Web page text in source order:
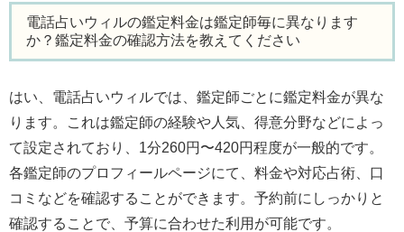
電話占いウィルの鑑定料金は鑑定師毎に異なります
か？鑑定料金の確認方法を教えてください
はい、電話占いウィルでは、鑑定師ごとに鑑定料金が異な
ります。これは鑑定師の経験や人気、得意分野などによっ
て設定されており、1分260円〜420円程度が一般的です。
各鑑定師のプロフィールページにて、料金や対応占術、口
コミなどを確認することができます。予約前にしっかりと
確認することで、予算に合わせた利用が可能です。